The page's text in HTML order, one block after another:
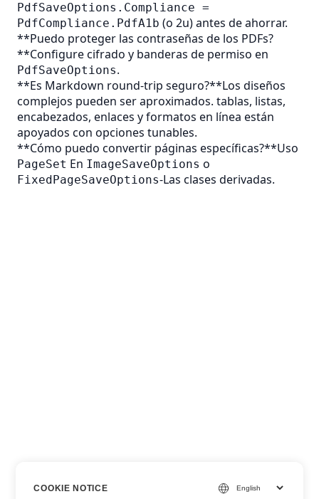
PdfSaveOptions.Compliance =
PdfCompliance.PdfA1b (o 2u) antes de ahorrar.
**Puedo proteger las contraseñas de los PDFs?
**Configure cifrado y banderas de permiso en
PdfSaveOptions.
**Es Markdown round-trip seguro?**Los diseños
complejos pueden ser aproximados. tablas, listas,
encabezados, enlaces y formatos en línea están
apoyados con opciones tunables.
**Cómo puedo convertir páginas específicas?**Uso
PageSet En ImageSaveOptions o
FixedPageSaveOptions‑Las clases derivadas.
COOKIE NOTICE